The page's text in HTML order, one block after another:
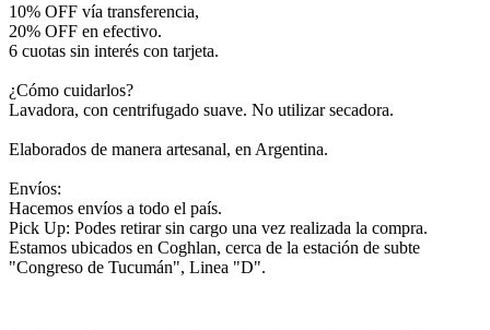
10% OFF vía transferencia,
20% OFF en efectivo.
6 cuotas sin interés con tarjeta.
¿Cómo cuidarlos?
Lavadora, con centrifugado suave. No utilizar secadora.
Elaborados de manera artesanal, en Argentina.
Envíos:
Hacemos envíos a todo el país.
Pick Up: Podes retirar sin cargo una vez realizada la compra.
Estamos ubicados en Coghlan, cerca de la estación de subte
"Congreso de Tucumán", Linea "D".